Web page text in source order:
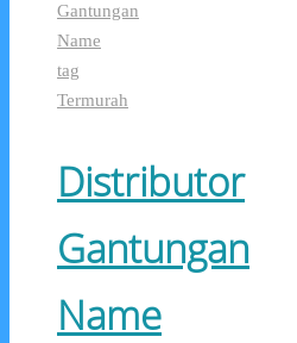
Gantungan
Name
tag
Termurah
Distributor
Gantungan
Name